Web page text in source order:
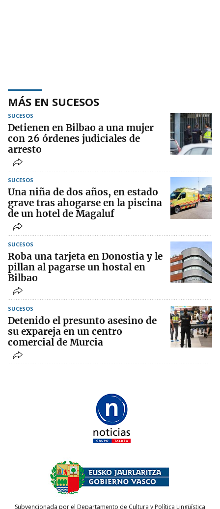
MÁS EN SUCESOS
SUCESOS
Detienen en Bilbao a una mujer
con 26 órdenes judiciales de
arresto
SUCESOS
Una niña de dos años, en estado
grave tras ahogarse en la piscina
de un hotel de Magaluf
SUCESOS
Roba una tarjeta en Donostia y le
pillan al pagarse un hostal en
Bilbao
SUCESOS
Detenido el presunto asesino de
su expareja en un centro
comercial de Murcia
Subvencionada por el Departamento de Cultura y Política Lingüística